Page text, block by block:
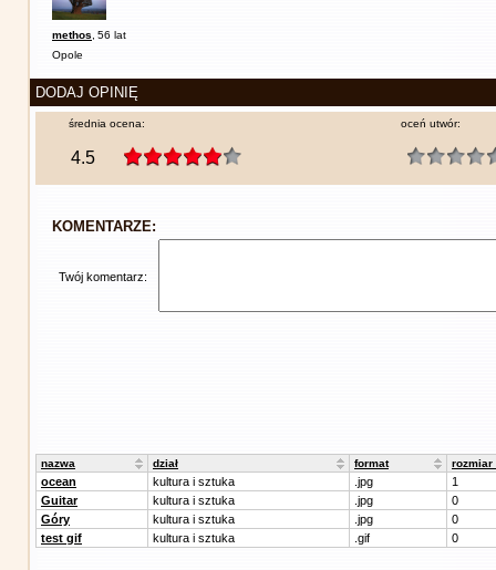
methos 56 lat
Opole
DODAJ OPINIĘ
średnia ocena:
4.5
oceń utwór:
KOMENTARZE:
Twój komentarz:
nazwa dział format rozmiar
ocean kultura i sztuka .jpg
1
Guitar
kultura i sztuka .jpg
0
Góry
kultura i sztuka .jpg
0
test gif
kultura i sztuka .gif 0